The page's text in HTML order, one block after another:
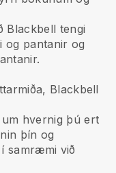
Blackbell tengi
og pantanir og
Blackbell
um hvernig þú ert
þín og
samræmi við